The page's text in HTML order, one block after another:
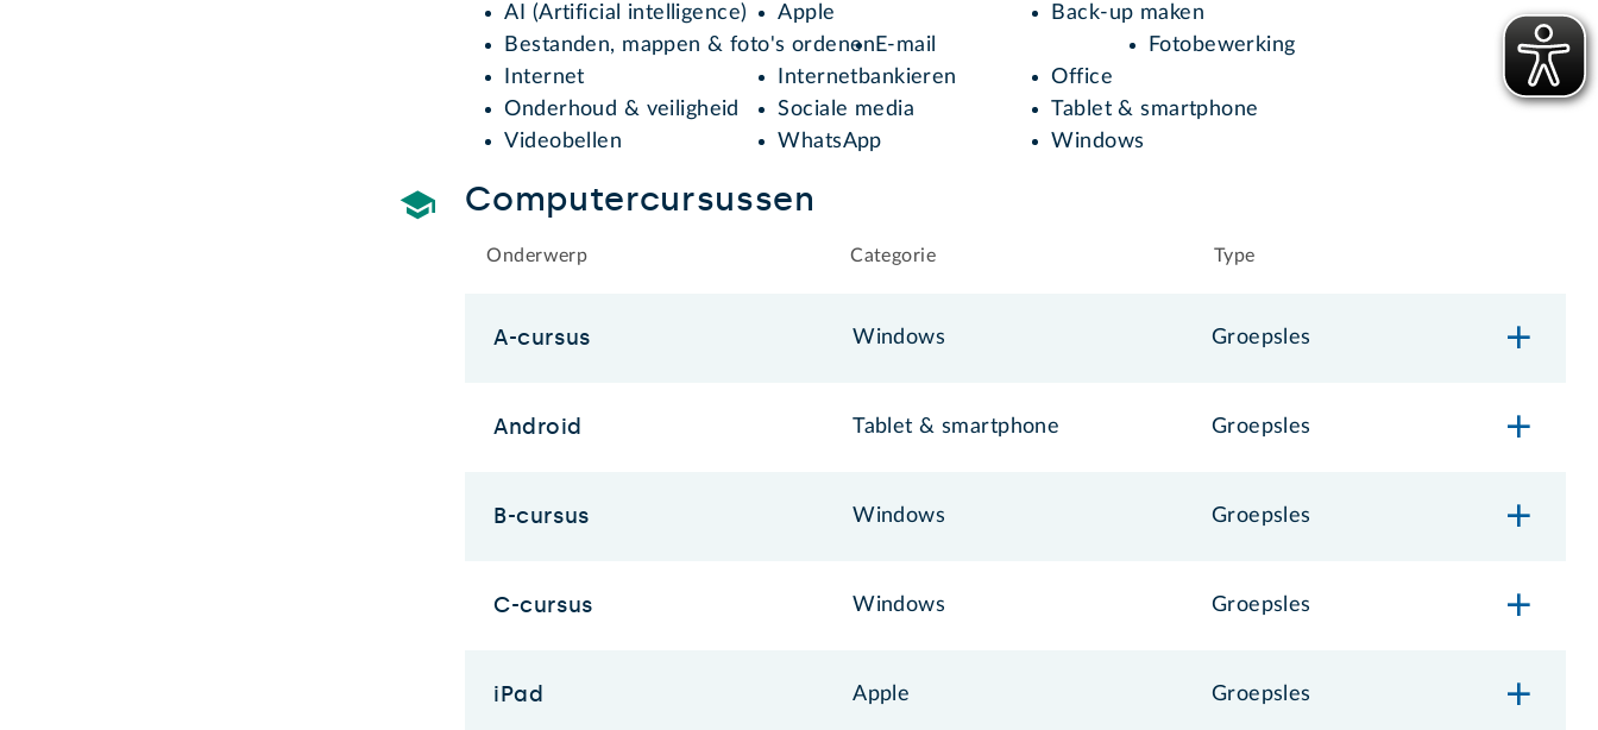
AI (Artificial intelligence) Apple
Back-up maken
Bestanden, mappen & foto's ordenen E-mail
Fotobewerking
Internet
Internetbankieren
Office
Onderhoud & veiligheid
Sociale media
Tablet & smartphone
Videobellen
WhatsApp Windows
Computercursussen
Onderwerp Categorie Type
A-cursus Windows Groepsles
Android Tablet & smartphone Groepsles
B-cursus Windows Groepsles
C-cursus Windows Groepsles
iPad Apple Groepsles